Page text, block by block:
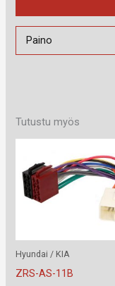
Paino
Tutustu myös
Hyundai / KIA
ZRS-AS-11B